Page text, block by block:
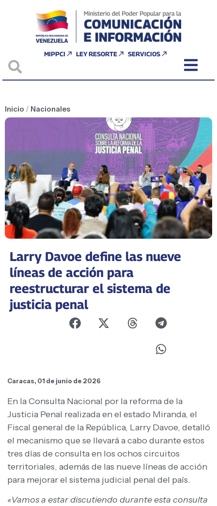
MIPPCI LEY RESORTE SERVICIOS
Inicio / Nacionales
Larry Davoe define las nueve
líneas de acción para
reestructurar el sistema de
justicia penal
Caracas, 01 de junio de 2026
En la Consulta Nacional por la reforma de la
Justicia Penal realizada en el estado Miranda, el
Fiscal general de la República, Larry Davoe, detalló
el mecanismo que se llevará a cabo durante estos
tres días de consulta en los ochos circuitos
territoriales, además de las nueve líneas de acción
para mejorar el sistema judicial penal del país.
«Vamos a estar discutiendo durante esta consulta